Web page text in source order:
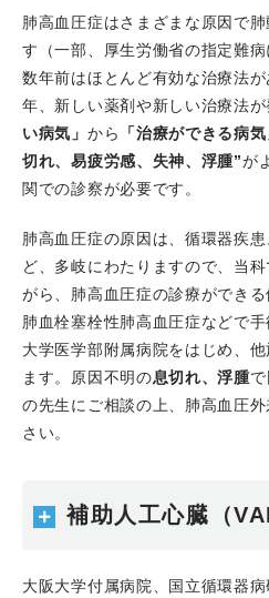
た。
2023.09.30Bay area
Conference 2023で、高谷具
めました。
2023.09.28 増田真由香先生
Reports誌にPublishされまし
2023.08.26 増田真由香先生
Heart Journal-Case reports
2023.08.26
関西地区 日本心
会 神戸地区研修会が開催さ
めました。
2023.08.22
山本裕之医師が
期）を受賞されました。
2023.08.04
CVIT 202で山
した。
2023.07.15
第135回 日本循
（現:赤穂市民病院）が学生
肺高血圧症はさまざまな原因で
す（一部、厚生労働省の指定難
数年前はほとんど有効な治療法
年、新しい薬剤や新しい治療法が
い病気」 から 「治療ができる病気
切れ、易疲労感、失神、浮腫”が
関での診察が必要です。
肺高血圧症の原因は、循環器疾
ど、多岐にわたりますので、当
がら、肺高血圧症の診療ができ
肺血栓塞栓性肺高血圧症などで
大学医学部附属病院をはじめ、
ます。原因不明の息切れ、浮腫
の先生にご相談の上、肺高血圧
さい。
補助人工心臓（
大阪大学付属病院、国立循環器